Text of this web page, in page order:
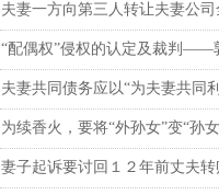
夫妻一方向第三人转让夫妻公
“配偶权”侵权的认定及裁判——
夫妻共同债务应以“为夫妻共同
为续香火，要将“外孙女”变“孙
妻子起诉要讨回１２年前丈夫